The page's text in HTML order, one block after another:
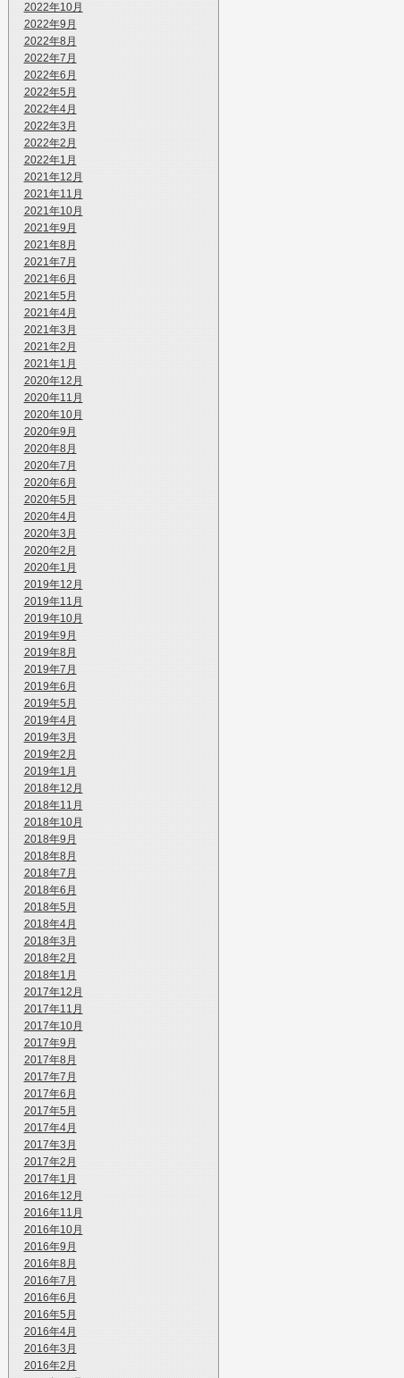
2022年10月
2022年9月
2022年8月
2022年7月
2022年6月
2022年5月
2022年4月
2022年3月
2022年2月
2022年1月
2021年12月
2021年11月
2021年10月
2021年9月
2021年8月
2021年7月
2021年6月
2021年5月
2021年4月
2021年3月
2021年2月
2021年1月
2020年12月
2020年11月
2020年10月
2020年9月
2020年8月
2020年7月
2020年6月
2020年5月
2020年4月
2020年3月
2020年2月
2020年1月
2019年12月
2019年11月
2019年10月
2019年9月
2019年8月
2019年7月
2019年6月
2019年5月
2019年4月
2019年3月
2019年2月
2019年1月
2018年12月
2018年11月
2018年10月
2018年9月
2018年8月
2018年7月
2018年6月
2018年5月
2018年4月
2018年3月
2018年2月
2018年1月
2017年12月
2017年11月
2017年10月
2017年9月
2017年8月
2017年7月
2017年6月
2017年5月
2017年4月
2017年3月
2017年2月
2017年1月
2016年12月
2016年11月
2016年10月
2016年9月
2016年8月
2016年7月
2016年6月
2016年5月
2016年4月
2016年3月
2016年2月